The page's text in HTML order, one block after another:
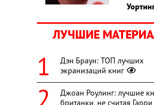
ЛУЧШИЕ
Дэн Браун: ТОП лучших
экранизаций книг
Джоан Роулинг: лучшие
британки, не считая